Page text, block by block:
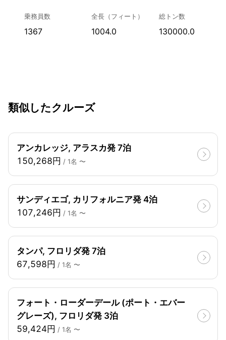
乗務員数
1367
全長（フィート）
1004.0
総トン数
130000.0
類似したクルーズ
アンカレッジ, アラスカ発 7泊
150,268円 / 1名 〜
サンディエゴ, カリフォルニア発 4泊
107,246円 / 1名 〜
タンパ, フロリダ発 7泊
67,598円 / 1名 〜
フォート・ローダーデール (ポート・エバー
グレーズ), フロリダ発 3泊
59,424円 / 1名 〜